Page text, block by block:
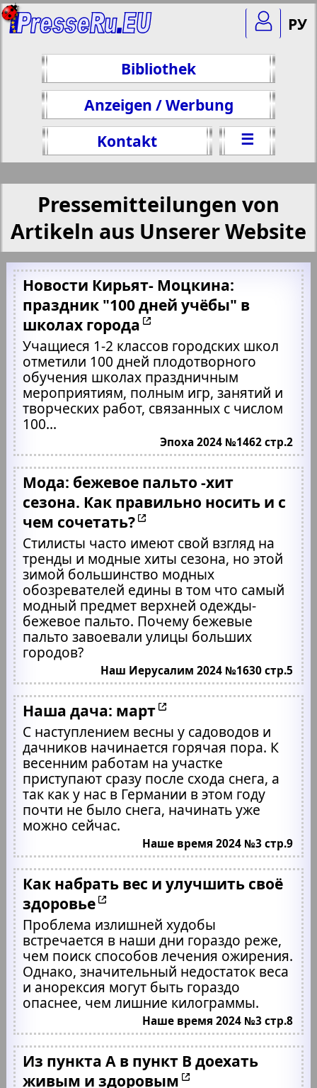
Bibliothek
Anzeigen / Werbung
Kontakt
☰
РУ
Pressemitteilungen von
Artikeln aus Unserer Website
Новости Кирьят- Моцкина:
праздник "100 дней учёбы" в
школах города
Учащиеся 1-2 классов городских школ
отметили 100 дней плодотворного
обучения школах праздничным
мероприятиям, полным игр, занятий и
творческих работ, связанных с числом
100...
Эпоха 2024 №1462 стр.2
Мода: бежевое пальто -хит
сезона. Как правильно носить и с
чем сочетать?
Стилисты часто имеют свой взгляд на
тренды и модные хиты сезона, но этой
зимой большинство модных
обозревателей едины в том что самый
модный предмет верхней одежды-
бежевое пальто. Почему бежевые
пальто завоевали улицы больших
городов?
Наш Иерусалим 2024 №1630 стр.5
Наша дача: март
С наступлением весны у садоводов и
дачников начинается горячая пора. К
весенним работам на участке
приступают сразу после схода снега, а
так как у нас в Германии в этом году
почти не было снега, начинать уже
можно сейчас.
Наше время 2024 №3 стр.9
Как набрать вес и улучшить своё
здоровье
Проблема излишней худобы
встречается в наши дни гораздо реже,
чем поиск способов лечения ожирения.
Однако, значительный недостаток веса
и анорексия могут быть гораздо
опаснее, чем лишние килограммы.
Наше время 2024 №3 стр.8
Из пункта А в пункт В доехать
живым и здоровым